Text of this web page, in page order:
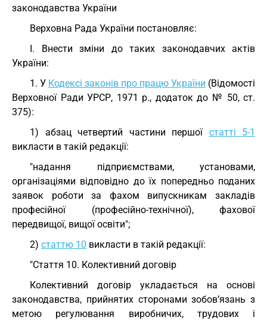
законодавства України
Верховна Рада України постановляє:
I. Внести зміни до таких законодавчих актів
України:
1. У Кодексі законів про працю України (Відомості
Верховної Ради УРСР, 1971 р., додаток до № 50, ст.
375):
1) абзац четвертий частини першої статті 5-1
викласти в такій редакції:
"надання підприємствами, установами,
організаціями відповідно до їх попередньо поданих
заявок роботи за фахом випускникам закладів
професійної (професійно-технічної), фахової
передвищої, вищої освіти";
2) статтю 10 викласти в такій редакції:
"Стаття 10. Колективний договір
Колективний договір укладається на основі
законодавства, прийнятих сторонами зобов’язань з
метою регулювання виробничих, трудових і